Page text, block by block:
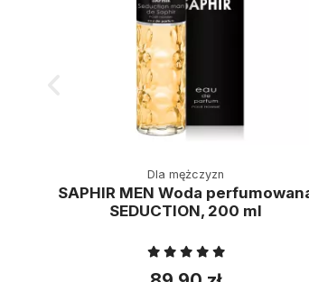
Dla mężczyzn
SAPHIR MEN Woda
SEDUCTION, 200 ml